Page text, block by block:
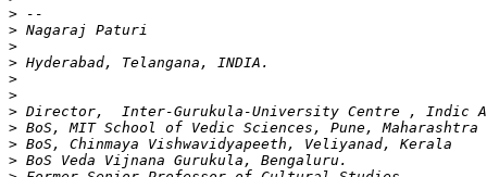
>
>
>
>
>
>
>
>
>
>